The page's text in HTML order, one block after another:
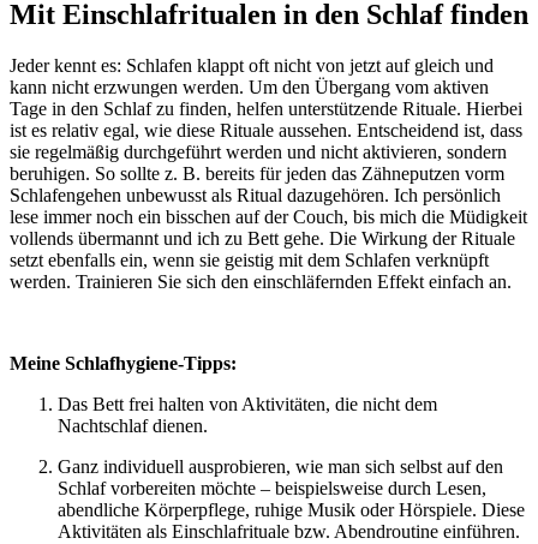
Mit Einschlafritualen in den Schlaf finden
Jeder kennt es: Schlafen klappt oft nicht von jetzt auf gleich und
kann nicht erzwungen werden. Um den Übergang vom aktiven
Tage in den Schlaf zu finden, helfen unterstützende Rituale. Hierbei
ist es relativ egal, wie diese Rituale aussehen. Entscheidend ist, dass
sie regelmäßig durchgeführt werden und nicht aktivieren, sondern
beruhigen. So sollte z. B. bereits für jeden das Zähneputzen vorm
Schlafengehen unbewusst als Ritual dazugehören. Ich persönlich
lese immer noch ein bisschen auf der Couch, bis mich die Müdigkeit
vollends übermannt und ich zu Bett gehe. Die Wirkung der Rituale
setzt ebenfalls ein, wenn sie geistig mit dem Schlafen verknüpft
werden. Trainieren Sie sich den einschläfernden Effekt einfach an.
Meine Schlafhygiene-Tipps:
Das Bett frei halten von Aktivitäten, die nicht dem
Nachtschlaf dienen.
Ganz individuell ausprobieren, wie man sich selbst auf den
Schlaf vorbereiten möchte – beispielsweise durch Lesen,
abendliche Körperpflege, ruhige Musik oder Hörspiele. Diese
Aktivitäten als Einschlafrituale bzw. Abendroutine einführen.